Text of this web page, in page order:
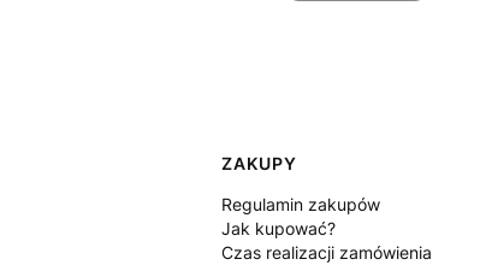
ZAKUPY
Regulamin zakupów
Jak kupować?
Czas realizacji zamówienia